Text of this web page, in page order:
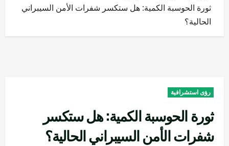
ثورة الحوسبة الكمية: هل ستكسر شفرات الأمن السيبراني
الحالية؟
رؤى استشرافية
ثورة الحوسبة الكمية: هل ستكسر
شفرات الأمن السيبراني الحالية؟